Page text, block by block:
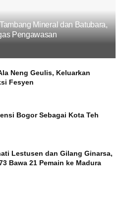
Mineral dan Batubara,
Pengawasan
Neng Geulis, Keluarkan
Fesyen
Bogor Sebagai Kota Teh
Lestusen dan Gilang Ginarsa,
Bawa 21 Pemain ke Madura